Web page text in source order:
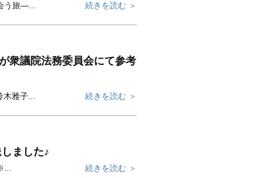
う旅―... 続きを読む ＞
衆議院法務委員会にて参考
雅子... 続きを読む ＞
ました♪
続きを読む ＞